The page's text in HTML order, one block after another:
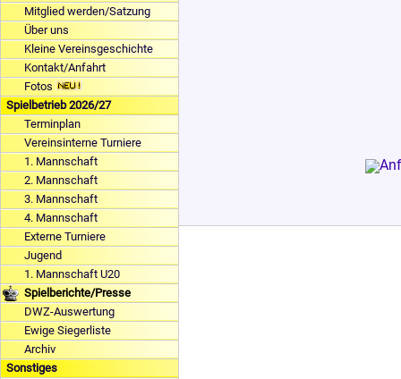
Mitglied werden/Satzung
Über uns
Kleine Vereinsgeschichte
Kontakt/Anfahrt
Fotos
Spielbetrieb 2026/27
Terminplan
Vereinsinterne Turniere
1. Mannschaft
2. Mannschaft
3. Mannschaft
4. Mannschaft
Externe Turniere
Jugend
1. Mannschaft U20
Spielberichte/Presse
DWZ-Auswertung
Ewige Siegerliste
Archiv
Sonstiges